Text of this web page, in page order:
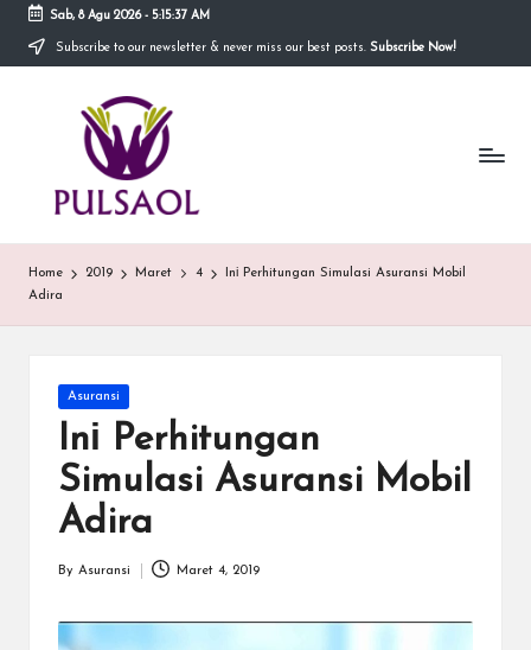
Skip
Sab, 8 Agu 2026- 5:15:37 AM
Subscribe to our newsletter & never miss our best posts. Subscribe Now!
m
a
si
menyediakan
informasi
yang
Home 2019 Maret 4
Inі Perhitungan Simulasi Asuransi Mobil
Adira
Posted
in
Asuransi
Inі Perhitungan
Simulasi Asuransi Mobil
Adira
Posted
By Asuransi Maret 4, 2019